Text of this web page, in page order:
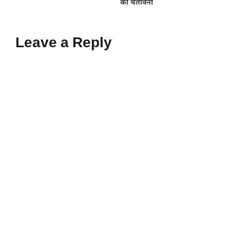
की चेतावनी
Leave a Reply